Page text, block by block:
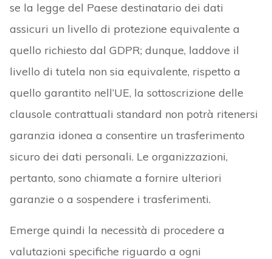
se la legge del Paese destinatario dei dati
assicuri un livello di protezione equivalente a
quello richiesto dal GDPR; dunque, laddove il
livello di tutela non sia equivalente, rispetto a
quello garantito nell’UE, la sottoscrizione delle
clausole contrattuali standard non potrà ritenersi
garanzia idonea a consentire un trasferimento
sicuro dei dati personali. Le organizzazioni,
pertanto, sono chiamate a fornire ulteriori
garanzie o a sospendere i trasferimenti.
Emerge quindi la necessità di procedere a
valutazioni specifiche riguardo a ogni